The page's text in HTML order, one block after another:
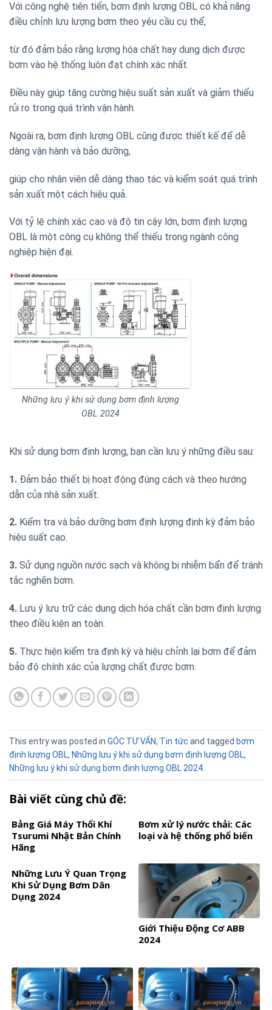
Với công nghệ tiên tiến, bơm định lượng OBL có khả năng
điều chỉnh lưu lượng bơm theo yêu cầu cụ thể,
từ đó đảm bảo rằng lượng hóa chất hay dung dịch được
bơm vào hệ thống luôn đạt chính xác nhất.
Điều này giúp tăng cường hiệu suất sản xuất và giảm thiểu
rủi ro trong quá trình vận hành.
Ngoài ra, bơm định lượng OBL cũng được thiết kế để dễ
dàng vận hành và bảo dưỡng,
giúp cho nhân viên dễ dàng thao tác và kiểm soát quá trình
sản xuất một cách hiệu quả.
Với tỷ lệ chính xác cao và độ tin cậy lớn, bơm định lượng
OBL là một công cụ không thể thiếu trong ngành công
nghiệp hiện đại.
Những lưu ý khi sử dụng bơm định lượng
OBL 2024
Khi sử dụng bơm định lượng, bạn cần lưu ý những điều sau:
1. Đảm bảo thiết bị hoạt động đúng cách và theo hướng
dẫn của nhà sản xuất.
2. Kiểm tra và bảo dưỡng bơm định lượng định kỳ đảm bảo
hiệu suất cao.
3. Sử dụng nguồn nước sạch và không bị nhiễm bẩn để tránh
tắc nghẽn bơm.
4. Lưu ý lưu trữ các dung dịch hóa chất cần bơm định lượng
theo điều kiện an toàn.
5. Thực hiện kiểm tra định kỳ và hiệu chỉnh lại bơm để đảm
bảo độ chính xác của lượng chất được bơm.
This entry was posted in GÓC TƯ VẤN, Tin tức and tagged bơm
định lượng OBL, Những lưu ý khi sử dụng bơm định lượng OBL,
Những lưu ý khi sử dụng bơm định lượng OBL 2024
Bài viết cùng chủ đề:
Bảng Giá Máy Thổi Khí
Tsurumi Nhật Bản Chính
Hãng
Bơm xử lý nước thải: Các
loại và hệ thống phổ biến
Những Lưu Ý Quan Trọng
Khi Sử Dụng Bơm Dân
Dụng 2024
Giới Thiệu Động Cơ ABB
2024